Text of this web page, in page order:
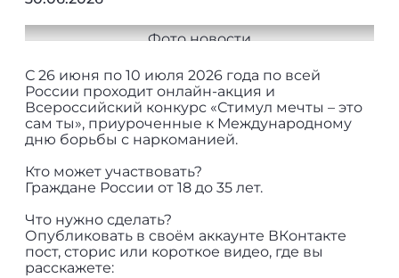
С 26 июня по 10 июля 2026 года по всей
России проходит онлайн-акция и
Всероссийский конкурс «Стимул мечты – это
сам ты», приуроченные к Международному
дню борьбы с наркоманией.
Кто может участвовать?
Граждане России от 18 до 35 лет.
Что нужно сделать?
Опубликовать в своём аккаунте ВКонтакте
пост, сторис или короткое видео, где вы
расскажете: